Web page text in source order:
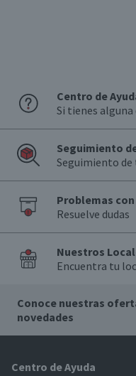
Centro de
Si tienes alguna
Seguimiento
Seguimiento de
Problemas
Resuelve dudas
Nuestros
Encuentra tu
Conoce nuestras
novedades
Centro de Ayuda